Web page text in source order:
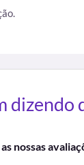
dizendo
nossas